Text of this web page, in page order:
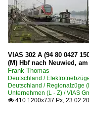
VIAS 302 A (94 80 0427
(M) Hbf nach Neuwied,
Frank Thomas
Deutschland /
Deutschland / Regionalzüge
Unternehmen (L - Z) / VIAS
 410 1200x737 Px,